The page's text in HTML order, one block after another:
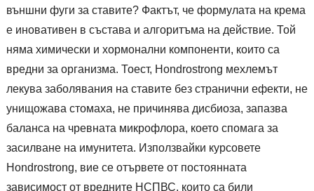
външни фуги за ставите? Фактът, че формулата на крема
е иновативен в състава и алгоритъма на действие. Той
няма химически и хормонални компоненти, които са
вредни за организма. Тоест, Hondrostrong мехлемът
лекува заболявания на ставите без странични ефекти, не
унищожава стомаха, не причинява дисбиоза, запазва
баланса на чревната микрофлора, което спомага за
засилване на имунитета. Използвайки курсовете
Hondrostrong, вие се отървете от постоянната
зависимост от вредните НСПВС, които са били